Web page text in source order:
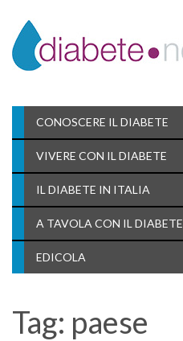
CONOSCERE IL DIABETE
VIVERE CON IL DIABETE
IL DIABETE IN ITALIA
A TAVOLA CON IL DIABETE
EDICOLA
Tag: paese